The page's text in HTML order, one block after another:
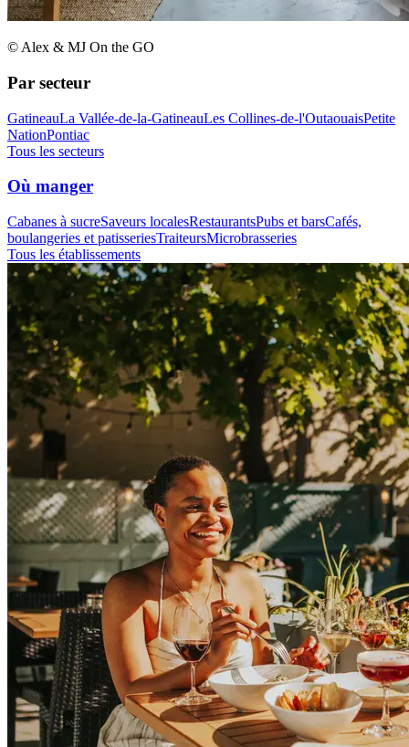
© Alex & MJ On the GO
Par secteur
GatineauLa Vallée-de-la-GatineauLes Collines-de-l'OutaouaisPetite
NationPontiac
Tous les secteurs
Où manger
Cabanes à sucreSaveurs localesRestaurantsPubs et barsCafés,
boulangeries et patisseriesTraiteursMicrobrasseries
Tous les établissements